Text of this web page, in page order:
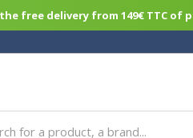
free delivery from 149€ TTC of